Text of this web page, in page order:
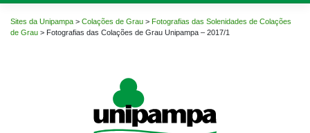
Sites da Unipampa > Colações de Grau > Fotografias das Solenidades de Colações
de Grau > Fotografias das Colações de Grau Unipampa – 2017/1